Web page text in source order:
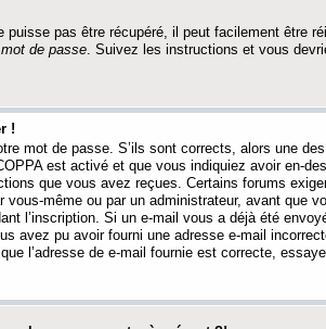
puisse pas être récupéré, il peut facilement être
de passe. Suivez les instructions et vous
!
mot de passe. S’ils sont corrects, alors une
est activé et que vous indiquiez avoir en-
que vous avez reçues. Certains forums
même ou par un administrateur, avant que
l’inscription. Si un e-mail vous a déjà été
avez pu avoir fourni une adresse e-mail
l’adresse de e-mail fournie est correcte,